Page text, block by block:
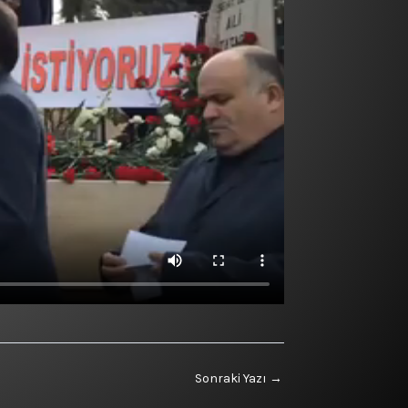
Sonraki Yazı →